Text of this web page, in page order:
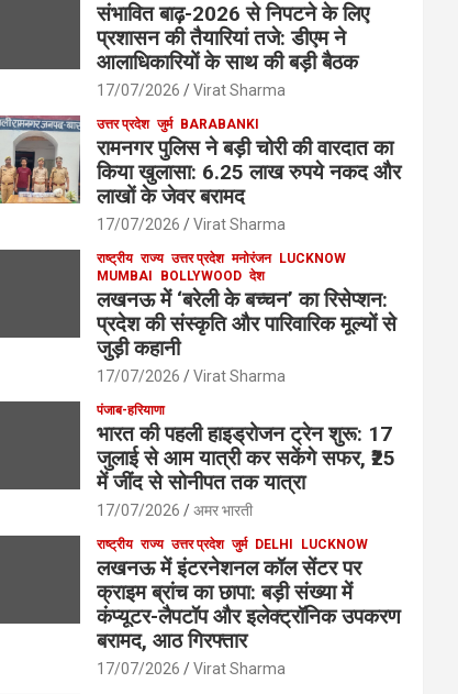
संभावित बाढ़-2026 से निपटने के लिए
प्रशासन की तैयारियां तजे: डीएम ने
आलाधिकारियों के साथ की बड़ी बैठक
17/07/2026 Virat Sharma
उत्तर प्रदेश जुर्म BARABANKI
रामनगर पुलिस ने बड़ी चोरी की वारदात का
किया खुलासा: 6.25 लाख रुपये नकद और
लाखों के जेवर बरामद
17/07/2026 Virat Sharma
राष्ट्रीय राज्य उत्तर प्रदेश मनोरंजन
LUCKNOW
MUMBAI
BOLLYWOOD देश
लखनऊ में ‘बरेली के बच्चन’ का रिसेप्शन:
प्रदेश की संस्कृति और पारिवारिक मूल्यों से
जुड़ी कहानी
17/07/2026 Virat Sharma
पंजाब-हरियाणा
भारत की पहली हाइड्रोजन ट्रेन शुरू: 17
जुलाई से आम यात्री कर सकेंगे सफर, ₹25
में जींद से सोनीपत तक यात्रा
17/07/2026 अमर भारती
राष्ट्रीय राज्य उत्तर प्रदेश जुर्म DELHI LUCKNOW
लखनऊ में इंटरनेशनल कॉल सेंटर पर
क्राइम ब्रांच का छापा: बड़ी संख्या में
कंप्यूटर-लैपटॉप और इलेक्ट्रॉनिक उपकरण
बरामद, आठ गिरफ्तार
17/07/2026 Virat Sharma